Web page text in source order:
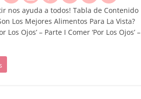
nos ayuda a todos! Tabla de Contenido
Los Mejores Alimentos Para La Vista?
Los Ojos’ – Parte I Comer ‘Por Los Ojos’ –